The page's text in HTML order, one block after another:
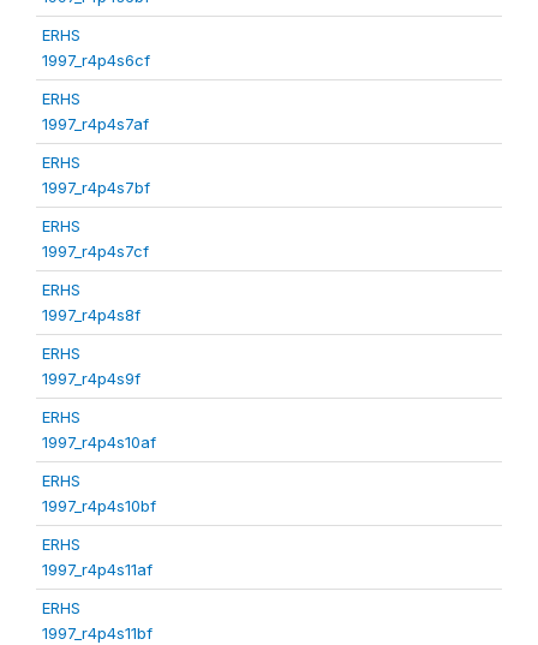
ERHS
1997_r4p4s6cf
ERHS
1997_r4p4s7af
ERHS
1997_r4p4s7bf
ERHS
1997_r4p4s7cf
ERHS
1997_r4p4s8f
ERHS
1997_r4p4s9f
ERHS
1997_r4p4s10af
ERHS
1997_r4p4s10bf
ERHS
1997_r4p4s11af
ERHS
1997_r4p4s11bf